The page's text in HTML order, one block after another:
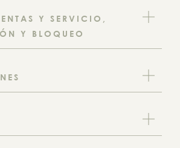
Y SERVICIO,
Y BLOQUEO